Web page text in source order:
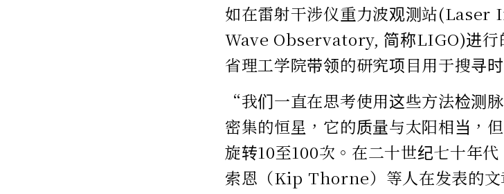
如在雷射干涉仪重力波观测站
Wave Observatory, 简称LIGO)进行
省理工学院带领的研究项目用于搜寻
“我们一直在思考使用这些方法检测
密集的恒星，它的质量与太阳相当，
旋转10至100次。在二十世纪七十年
索恩（Kip Thorne）等人在发表的文